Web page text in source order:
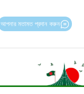
আপনার মতামত প্রদান করুন